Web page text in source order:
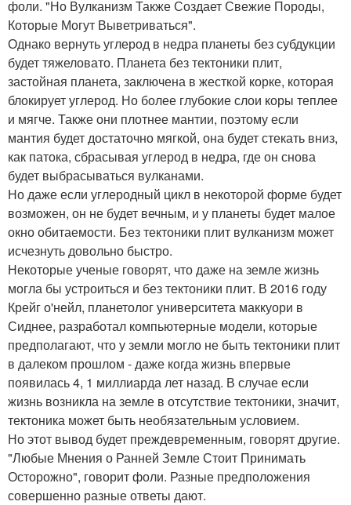
фоли. "Но Вулканизм Также Создает Свежие Породы,
Которые Могут Выветриваться".
Однако вернуть углерод в недра планеты без субдукции
будет тяжеловато. Планета без тектоники плит,
застойная планета, заключена в жесткой корке, которая
блокирует углерод. Но более глубокие слои коры теплее
и мягче. Также они плотнее мантии, поэтому если
мантия будет достаточно мягкой, она будет стекать вниз,
как патока, сбрасывая углерод в недра, где он снова
будет выбрасываться вулканами.
Но даже если углеродный цикл в некоторой форме будет
возможен, он не будет вечным, и у планеты будет малое
окно обитаемости. Без тектоники плит вулканизм может
исчезнуть довольно быстро.
Некоторые ученые говорят, что даже на земле жизнь
могла бы устроиться и без тектоники плит. В 2016 году
Крейг о'нейл, планетолог университета маккуори в
Сиднее, разработал компьютерные модели, которые
предполагают, что у земли могло не быть тектоники плит
в далеком прошлом - даже когда жизнь впервые
появилась 4, 1 миллиарда лет назад. В случае если
жизнь возникла на земле в отсутствие тектоники, значит,
тектоника может быть необязательным условием.
Но этот вывод будет преждевременным, говорят другие.
"Любые Мнения о Ранней Земле Стоит Принимать
Осторожно", говорит фоли. Разные предположения
совершенно разные ответы дают.